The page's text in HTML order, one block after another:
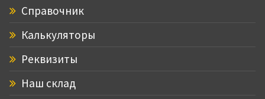
Справочник
Калькуляторы
Реквизиты
Наш склад